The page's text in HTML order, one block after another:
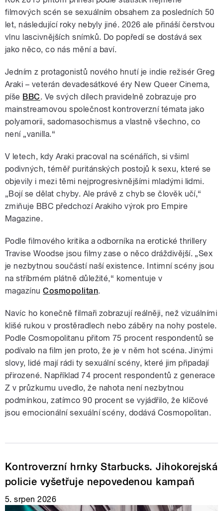
filmových scén se sexuálním obsahem za posledních 50
let, následující roky nebyly jiné. 2026 ale přináší čerstvou
vlnu lascivnějších snímků. Do popředí se dostává sex
jako něco, co nás mění a baví.
Jedním z protagonistů nového hnutí je indie režisér Greg
Araki – veterán devadesátkové éry New Queer Cinema,
píše BBC. Ve svých dílech pravidelně zobrazuje pro
mainstreamovou společnost kontroverzní témata jako
polyamorii, sadomasochismus a vlastně všechno, co
není „vanilla.“
V letech, kdy Araki pracoval na scénářích, si všiml
podivných, téměř puritánských postojů k sexu, které se
objevily i mezi těmi nejprogresivnějšími mladými lidmi.
„Bojí se dělat chyby. Ale právě z chyb se člověk učí,“
zmiňuje BBC předchozí Arakiho výrok pro Empire
Magazine.
Podle filmového kritika a odborníka na erotické thrillery
Travise Woodse jsou filmy zase o něco dráždivější. „Sex
je nezbytnou součástí naší existence. Intimní scény jsou
na stříbrném plátně důležité,“ komentuje v
magazínu Cosmopolitan.
Navíc ho konečně filmaři zobrazují reálněji, než vizuálními
klišé rukou v prostěradlech nebo záběry na nohy postele.
Podle Cosmopolitanu přitom 75 procent respondentů se
podívalo na film jen proto, že je v něm hot scéna. Jinými
slovy, lidé mají rádi ty sexuální scény, které jim připadají
přirozené. Například 74 procent respondentů z generace
Z v průzkumu uvedlo, že nahota není nezbytnou
podmínkou, zatímco 90 procent se vyjádřilo, že klíčové
jsou emocionální sexuální scény, dodává Cosmopolitan.
Kontroverzní hrnky Starbucks. Jihokorejská
policie vyšetřuje nepovedenou kampaň
5. srpen 2026